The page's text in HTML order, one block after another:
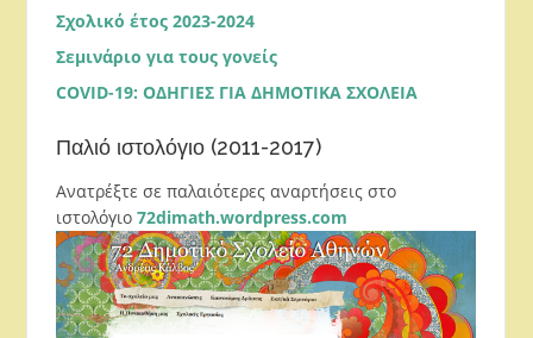
Σχολικό έτος 2023-2024
Σεμινάριο για τους γονείς
COVID-19: ΟΔΗΓΙΕΣ ΓΙΑ ΔΗΜΟΤΙΚΑ ΣΧΟΛΕΙΑ
Παλιό ιστολόγιο (2011-2017)
Ανατρέξτε σε παλαιότερες αναρτήσεις στο
ιστολόγιο 72dimath.wordpress.com